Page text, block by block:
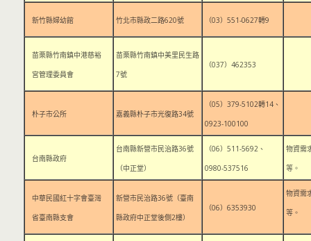
新竹縣婦幼館 竹北市縣政二路620號 （03）551-0627轉9
苗栗縣竹南鎮中港慈裕
宮管理委員會
苗栗縣竹南鎮中美里民生路
7號
（037）462353
朴子市公所 嘉義縣朴子市光復路34號
（05）379-5102轉14、
0923-100100
台南縣政府
台南縣新營市民治路36號
（中正堂）
（06）511-5692、
0980-537516
物資需
等。
中華民國紅十字會臺灣
省臺南縣支會
新營市民治路36號（臺南
縣政府中正堂後側2樓）
（06）6353930
物資需
等。